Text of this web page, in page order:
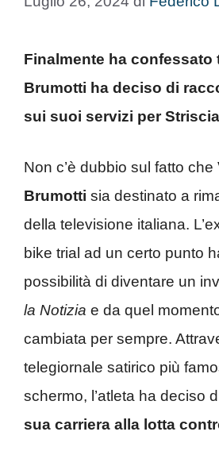
Finalmente ha confessato
Brumotti ha deciso di
sui suoi servizi per
Non c’è dubbio sul fatto che
Brumotti sia destinato a
della televisione italiana.
bike trial ad un certo punto
possibilità di diventare un
la Notizia e da quel
cambiata per sempre.
telegiornale satirico più
schermo, l’atleta ha deciso
sua carriera alla lotta